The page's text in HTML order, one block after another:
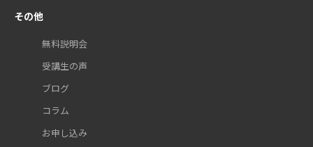
その他
無料説明会
受講生の声
ブログ
コラム
お申し込み